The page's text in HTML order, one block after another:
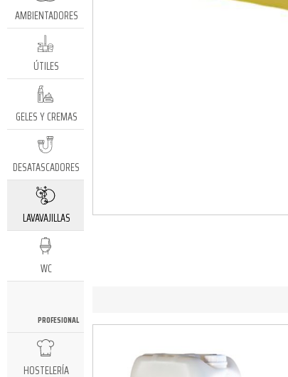
AMBIENTADORES
ÚTILES
GELES Y CREMAS
DESATASCADORES
LAVAVAJILLAS
WC
PROFESIONAL
HOSTELERÍA